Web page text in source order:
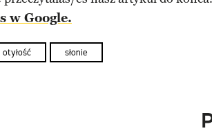
w Google.
otyłość słonie